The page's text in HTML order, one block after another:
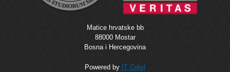
Matice hrvatske bb
88000 Mostar
Bosna i Hercegovina
Powered by IT Odjel